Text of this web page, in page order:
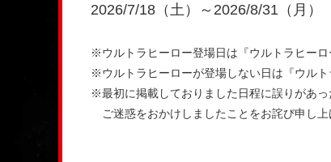
2026/7/18（土）～2026/8/31（月）
※ウルトラヒーロー登場日は『ウルトラヒーロ
※ウルトラヒーローが登場しない日は『ウル
※最初に掲載しておりました日程に誤りがあ
ご迷惑をおかけしましたことをお詫び申し上